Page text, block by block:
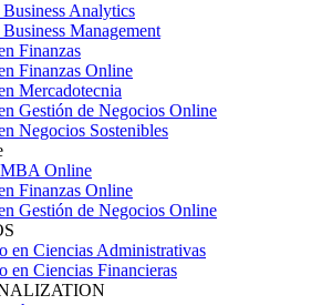
Analytics
Management
Finanzas
Finanzas Online
Mercadotecnia
Gestión de Negocios Online
Negocios Sostenibles
Online
Finanzas Online
Gestión de Negocios Online
en Ciencias Administrativas
en Ciencias Financieras